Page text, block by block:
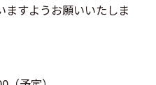
ますようお願いいたしま